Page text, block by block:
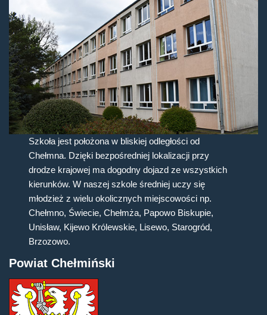
Szkoła jest położona w bliskiej odległości od
Chełmna. Dzięki bezpośredniej lokalizacji przy
drodze krajowej ma dogodny dojazd ze wszystkich
kierunków. W naszej szkole średniej uczy się
młodzież z wielu okolicznych miejscowości np.
Chełmno, Świecie, Chełmża, Papowo Biskupie,
Unisław, Kijewo Królewskie, Lisewo, Starogród,
Brzozowo.
Powiat Chełmiński